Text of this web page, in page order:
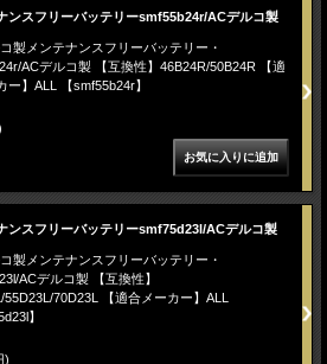
ンスフリーバッテリーsmf55b24r/ACデルコ製
製メンテナンスフリーバッテリー・
ACデルコ製 【互換性】46B24R/50B24R 【適
ー】ALL 【smf55b24r】
ンスフリーバッテリーsmf75d23l/ACデルコ製
製メンテナンスフリーバッテリー・
ACデルコ製 【互換性】
55D23L/70D23L 【適合メーカー】ALL
】
)